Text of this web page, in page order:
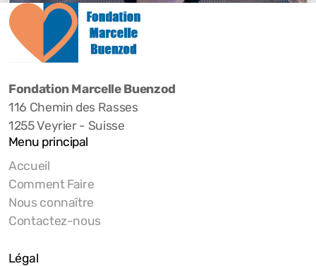
Fondation Marcelle Buenzod
116 Chemin des Rasses
1255 Veyrier - Suisse
Menu principal
Accueil
Comment Faire
Nous connaître
Contactez-nous
Légal